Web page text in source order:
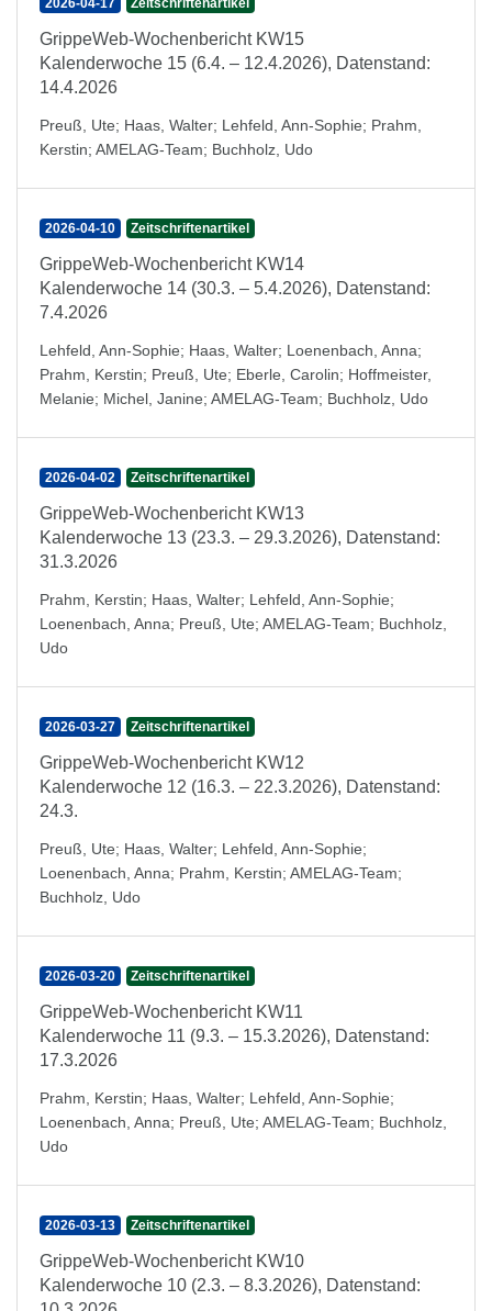
2026-04-17 Zeitschriftenartikel
GrippeWeb-Wochenbericht KW15
Kalenderwoche 15 (6.4. – 12.4.2026), Datenstand:
14.4.2026
Preuß, Ute; Haas, Walter; Lehfeld, Ann-Sophie; Prahm,
Kerstin; AMELAG-Team; Buchholz, Udo
2026-04-10 Zeitschriftenartikel
GrippeWeb-Wochenbericht KW14
Kalenderwoche 14 (30.3. – 5.4.2026), Datenstand:
7.4.2026
Lehfeld, Ann-Sophie; Haas, Walter; Loenenbach, Anna;
Prahm, Kerstin; Preuß, Ute; Eberle, Carolin; Hoffmeister,
Melanie; Michel, Janine; AMELAG-Team; Buchholz, Udo
2026-04-02 Zeitschriftenartikel
GrippeWeb-Wochenbericht KW13
Kalenderwoche 13 (23.3. – 29.3.2026), Datenstand:
31.3.2026
Prahm, Kerstin; Haas, Walter; Lehfeld, Ann-Sophie;
Loenenbach, Anna; Preuß, Ute; AMELAG-Team; Buchholz,
Udo
2026-03-27 Zeitschriftenartikel
GrippeWeb-Wochenbericht KW12
Kalenderwoche 12 (16.3. – 22.3.2026), Datenstand:
24.3.
Preuß, Ute; Haas, Walter; Lehfeld, Ann-Sophie;
Loenenbach, Anna; Prahm, Kerstin; AMELAG-Team;
Buchholz, Udo
2026-03-20 Zeitschriftenartikel
GrippeWeb-Wochenbericht KW11
Kalenderwoche 11 (9.3. – 15.3.2026), Datenstand:
17.3.2026
Prahm, Kerstin; Haas, Walter; Lehfeld, Ann-Sophie;
Loenenbach, Anna; Preuß, Ute; AMELAG-Team; Buchholz,
Udo
2026-03-13 Zeitschriftenartikel
GrippeWeb-Wochenbericht KW10
Kalenderwoche 10 (2.3. – 8.3.2026), Datenstand: